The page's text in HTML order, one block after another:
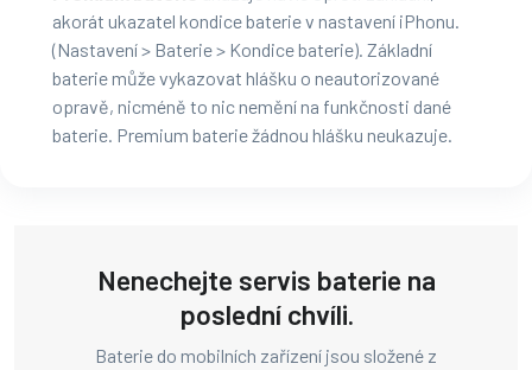
akorát ukazatel kondice baterie v nastavení iPhonu.
(Nastavení > Baterie > Kondice baterie). Základní
baterie může vykazovat hlášku o neautorizované
opravě, nicméně to nic nemění na funkčnosti dané
baterie. Premium baterie žádnou hlášku neukazuje.
Nenechejte servis baterie na
poslední chvíli.
Baterie do mobilních zařízení jsou složené z